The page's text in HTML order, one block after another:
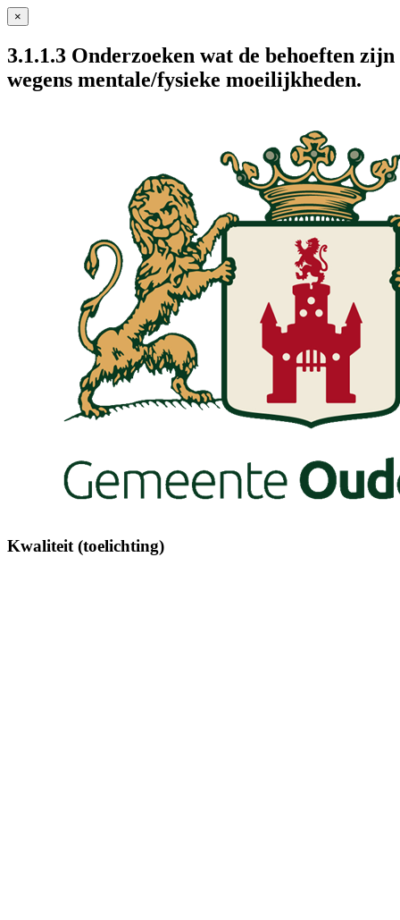
×
3.1.1.3 Onderzoeken wat de behoeften
wegens mentale/fysieke moeilijkheden.
Kwaliteit (toelichting)